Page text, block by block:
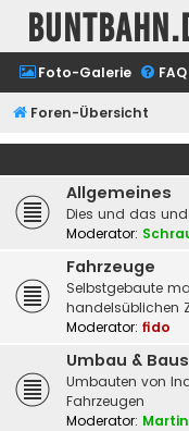
Foto-Galerie FAQ
Foren-Übersicht
Allgemeines
Dies und das und
Moderator:
Fahrzeuge
Selbstgebaute
handelsüblichen
Moderator: fido
Umbau &
Umbauten von
Fahrzeugen
Moderator: